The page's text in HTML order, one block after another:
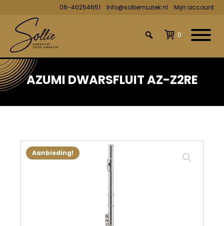
06-40254651 Info@solliemuziek.nl Mijn account
0
AZUMI DWARSFLUIT AZ-Z2RE
Aanbieding!